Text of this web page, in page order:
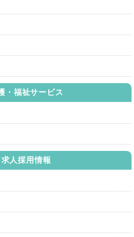
・福祉サービス
求人採用情報